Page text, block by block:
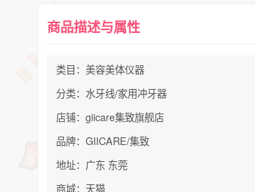
商品描述与属性
类目：美容美体仪器
分类：水牙线/家用冲牙器
店铺：giicare集致旗舰店
品牌：GIICARE/集致
地址：广东 东莞
商城：天猫